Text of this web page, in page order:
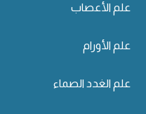
علم الأعصاب
علم الأورام
علم الغدد الصماء